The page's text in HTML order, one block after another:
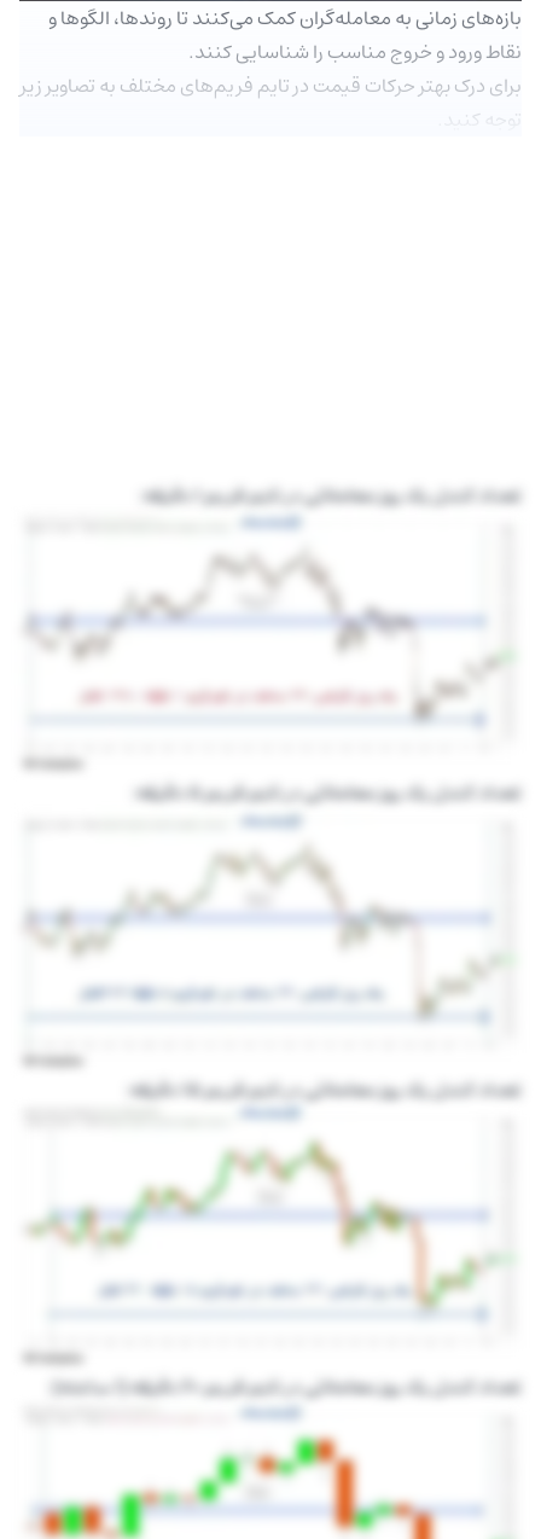
بازه‌های زمانی به معامله‌گران کمک می‌کنند تا روندها، الگوها و
نقاط ورود و خروج مناسب را شناسایی کنند.
برای درک بهتر حرکات قیمت در تایم فریم‌های مختلف به تصاویر زیر
توجه کنید.
تعداد کندل یک روز معاملاتی در تایم فریم ۱ دقیقه:
تعداد کندل یک روز معاملاتی در تایم فریم 5 دقیقه:
تعداد کندل یک روز معاملاتی در تایم فریم ۱۵ دقیقه:
تعداد کندل یک روز معاملاتی در تایم فریم ۶۰ دقیقه (۱ ساعته):